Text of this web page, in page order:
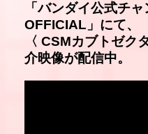
「バンダイ公式チ
OFFICIAL」にて、
〈 CSMカブトゼク
介映像が配信中。